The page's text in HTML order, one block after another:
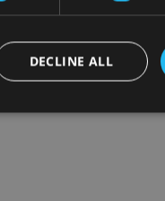
DECLINE ALL